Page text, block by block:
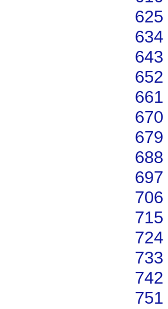
625
634
643
652
661
670
679
688
697
706
715
724
733
742
751